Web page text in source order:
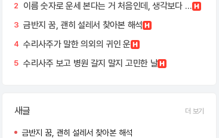
2 이름 숫자로 운세 본다는 거 처음인데, 생각보다 잘 맞네요
3 금반지 꿈, 괜히 설레서 찾아본 해석
4 수리사주가 말한 의외의 귀인 운
5 수리사주 보고 병원 갈지 말지 고민한 날
새글 더 보기
금반지 꿈, 괜히 설레서 찾아본 해석